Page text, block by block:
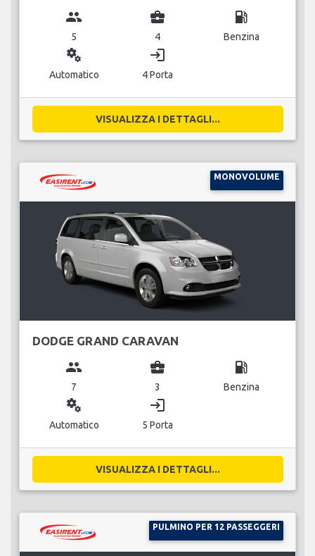
group
5
business_center
4
local_gas_station
Benzina
miscellaneous_services
Automatico
login
4 Porta
VISUALIZZA I DETTAGLI...
MONOVOLUME
DODGE GRAND CARAVAN
group
7
business_center
3
local_gas_station
Benzina
miscellaneous_services
Automatico
login
5 Porta
VISUALIZZA I DETTAGLI...
PULMINO PER 12 PASSEGGERI